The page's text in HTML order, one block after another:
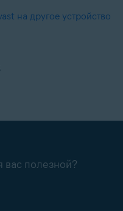
на другое устройство
вас полезной?